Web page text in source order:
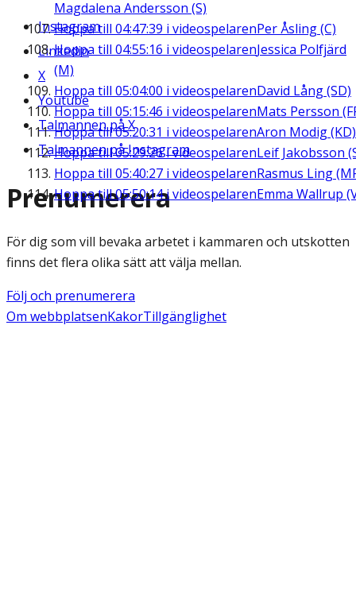
Magdalena Andersson (S)
Hoppa till 04:47:39 i videospelarenPer Åsling (C)
Hoppa till 04:55:16 i videospelarenJessica Polfjärd
(M)
Hoppa till 05:04:00 i videospelarenDavid Lång (SD)
Hoppa till 05:15:46 i videospelarenMats Persson
Hoppa till05:20:31 i videospelarenAron Modig (KD)
Hoppa till05:29:26i videospelarenLeif Jakobsson
Hoppa till 05:40:27 i videospelarenRasmus Ling
Hoppa till05:50:14i videospelarenEmma Wallrup
Instagram
Linkedin
X
Youtube
Talmannen på X
Talmannen på Instagram
Prenumerera
För dig som vill bevaka arbetet i kammaren och utskotten
finns det flera olika sätt att välja mellan.
Följ och prenumerera
Om webbplatsenKakorTillgänglighet